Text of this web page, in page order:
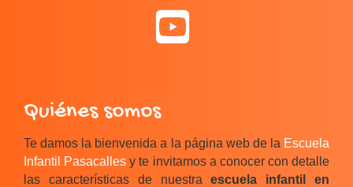
Quiénes somos
Te damos la bienvenida a la página web de la Escuela
Infantil Pasacalles y te invitamos a conocer con detalle
las características de nuestraescuela infantil en